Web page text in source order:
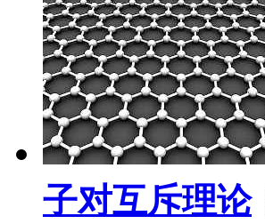
子对互斥理论